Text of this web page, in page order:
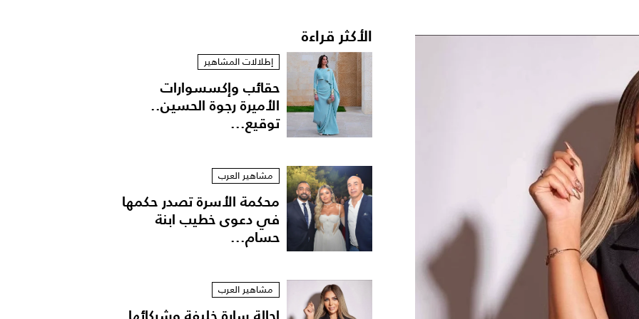
الأكثر قراءة
إطلالات المشاهير
حقائب وإكسسوارات
الأميرة رجوة الحسين..
توقيع...
مشاهير العرب
محكمة الأسرة تصدر حكمها
في دعوى خطيب ابنة
حسام...
مشاهير العرب